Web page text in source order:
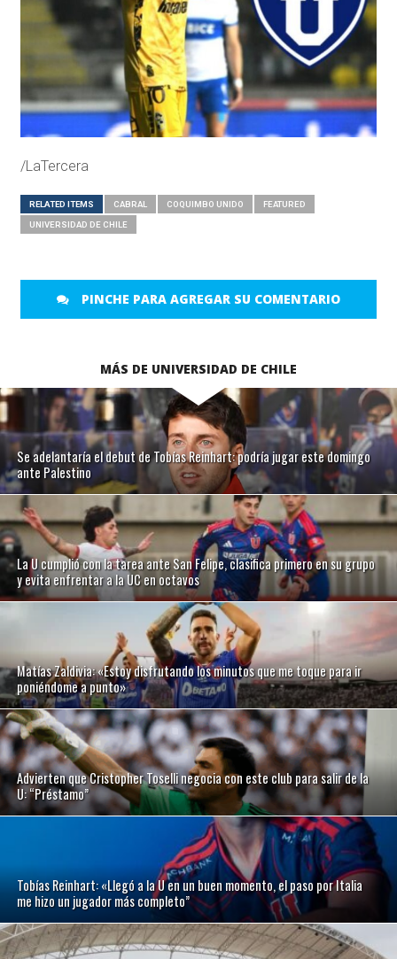
/LaTercera
RELATED ITEMS CABRAL COQUIMBO UNIDO FEATURED
UNIVERSIDAD DE CHILE
PINCHE PARA AGREGAR SU COMENTARIO
MÁS DE UNIVERSIDAD DE CHILE
Se adelantaría el debut de Tobías Reinhart: podría jugar este domingo
ante Palestino
La U cumplió con la tarea ante San Felipe, clasifica primero en su grupo
y evita enfrentar a la UC en octavos
Matías Zaldivia: «Estoy disfrutando los minutos que me toque para ir
poniéndome a punto»
Advierten que Cristopher Toselli negocia con este club para salir de la
U: “Préstamo”
Tobías Reinhart: «Llegó a la U en un buen momento, el paso por Italia
me hizo un jugador más completo”